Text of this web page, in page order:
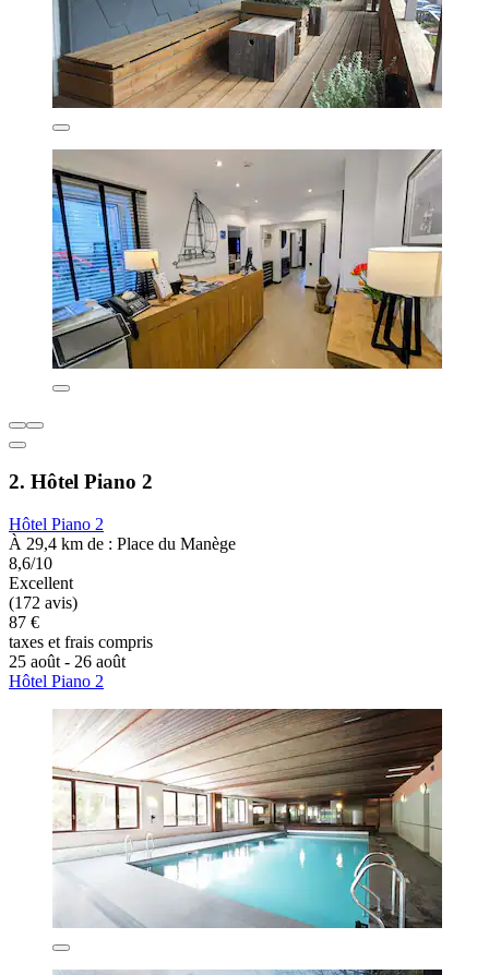
2. Hôtel Piano 2
Hôtel Piano 2
À 29,4 km de : Place du Manège
8,6/10
Excellent
(172 avis)
87 €
taxes et frais compris
25 août - 26 août
Hôtel Piano 2